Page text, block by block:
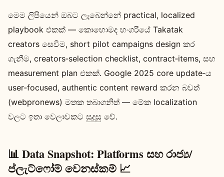
මෙම ලිපියෙන් ඔබට ලැබෙන්නේ practical, localized
playbook එකක් — කොහොමද හංගරියේ Takatak
creators සෙවීම, short pilot campaigns design කර
ගැනීම, creators‑selection checklist, contract‑items, සහ
measurement plan එකක්. Google 2025 core update‑ය
user‑focused, authentic content reward කරන බවත්
(webpronews) මතක තබාගනිත් — මේක localization
වලට ඉතා වෙලාවකට සුදුසු වේ.
📊 Data Snapshot: Platforms සහ රාජ්‍ය/
ප්ලැට්ෆෝම් වෙනස්කම් 📈